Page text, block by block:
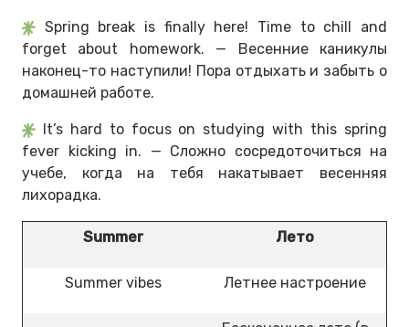
Spring break is finally here! Time to chill and
forget about homework. — Весенние каникулы
наконец-то наступили! Пора отдыхать и забыть о
домашней работе.
It’s hard to focus on studying with this spring
fever kicking in. — Сложно сосредоточиться на
учебе, когда на тебя накатывает весенняя
лихорадка.
Summer Лето
Summer vibes Летнее настроение